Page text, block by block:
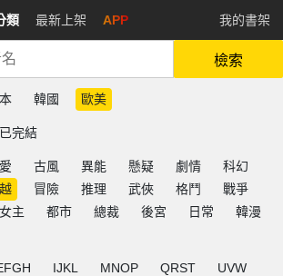
類 最新上架 APP 我的書架
檢索
韓國 歐美
已完結
古風 異能 懸疑 劇情
科幻
冒險 推理 武俠 格鬥
戰爭
主 都市 總裁 後宮 日常
韓漫
IJKL MNOP QRST
UVW